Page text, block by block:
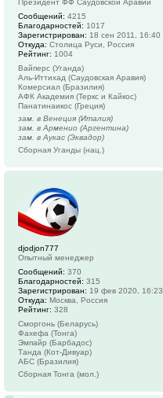
Сообщений: 4215
Благодарностей: 1017
Зарегистрирован: 18 сен 2011, 16:40
Откуда: Столица Руси, Россия
Рейтинг: 1004
Вайперс (Уганда)
Аль-Иттихад (Саудовская Аравия)
Комерсиал (Бразилия)
АФК Академия (Теркс и Кайкос)
Панатинаикос (Греция)
зам. в Венеция (Италия)
зам. в Арменио (Аргентина)
зам. в Аукас (Эквадор)
Сборная Уганды (нац.)
djodjon777
Опытный менеджер
Сообщений: 370
Благодарностей: 315
Зарегистрирован: 19 фев 2020, 16:23
Откуда: Москва, Россия
Рейтинг: 328
Сморгонь (Беларусь)
Фахефа (Тонга)
Эмпайр (Барбадос)
Танда (Кот-Дивуар)
АБС (Бразилия)
Сборная Тонга (мол.)